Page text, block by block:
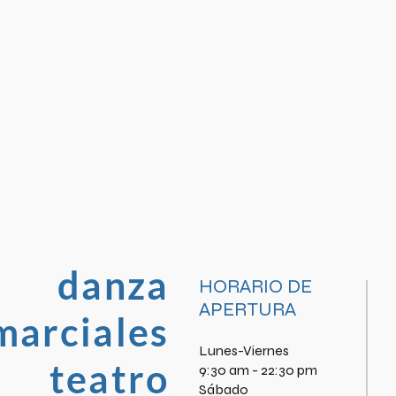
danza
teatro
HORARIO DE
APERTURA
Lunes-Viernes
9:30 am - 22:30 pm
​Sábado